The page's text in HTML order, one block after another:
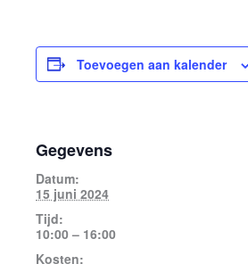
Toevoegen aan kalender
Gegevens
Datum:
15 juni 2024
Tijd:
10:00 – 16:00
Kosten: